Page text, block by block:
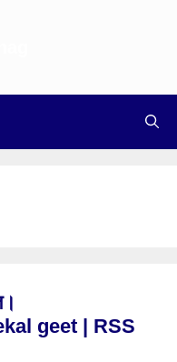
geet | RSS